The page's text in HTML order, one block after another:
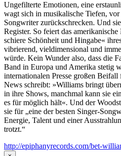
Ungefilterte Emotionen, eine
wagt sich in musikalische Tiefen,
Songwriter zurückschrecken. Und
Register. So feiert das
schiere Schönheit und Hingabe«
vibrierend, vieldimensional und
würde. Kein Wunder also, dass die
Band in Europa und Amerika stetig
internationalen Presse großen
News schreibt: »Williams bringt
in ihre Shows, manchmal kann sie
es für möglich hält«. Und der
sie für „eine der besten Singer-
Energie, Talent und einer
trotzt.“
http://epiphanyrecords.com/bet-